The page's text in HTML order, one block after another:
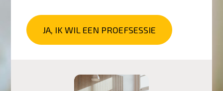
JA, IK WIL EEN PROEFSESSIE